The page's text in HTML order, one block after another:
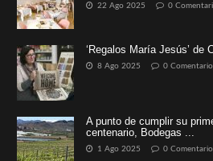
22 Ago 2025 0
‘Regalos María Jesús’ de
8 Ago 2025 0
A punto de cumplir su
centenario, Bodegas ...
1 Ago 2025 0